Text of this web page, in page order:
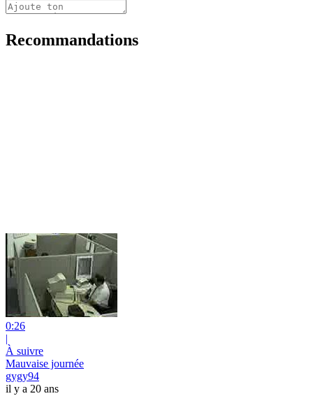
Recommandations
0:26
|
À suivre
Mauvaise journée
gygy94
il y a 20 ans